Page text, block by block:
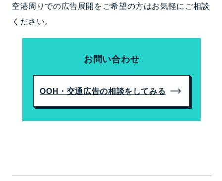
空港周りでの広告展開をご希望の方はお気軽にご相談
ください。
お問い合わせ
OOH・交通広告の相談をしてみる